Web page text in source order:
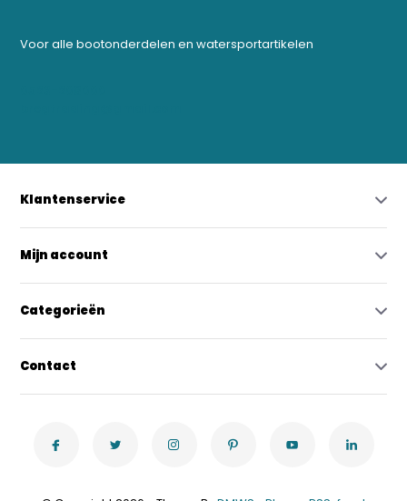
Voor alle bootonderdelen en watersportartikelen
Klantenservice
Mijn account
Categorieën
Contact